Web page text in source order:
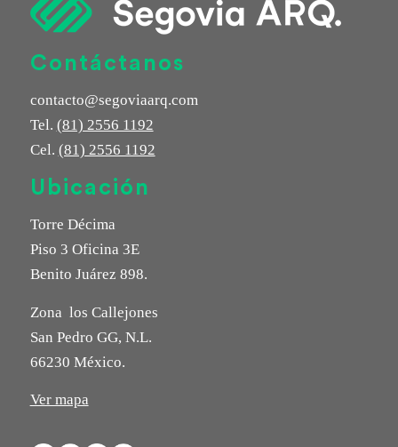
Contáctanos
contacto@segoviaarq.com
Tel. (81) 2556 1192
Cel. (81) 2556 1192
Ubicación
Torre Décima
Piso 3 Oficina 3E
Benito Juárez 898.
Zona los Callejones
San Pedro GG, N.L.
66230 México.
Ver mapa